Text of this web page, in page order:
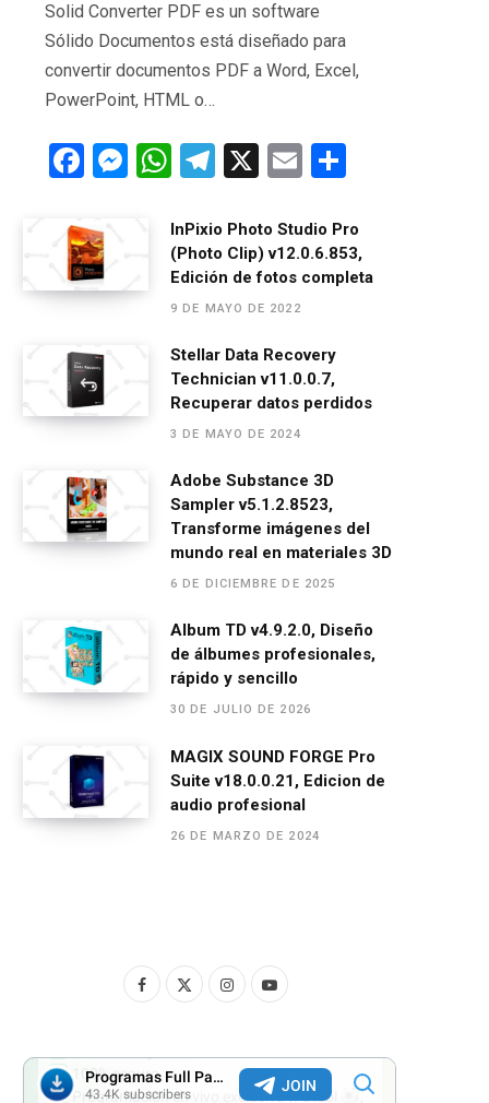
Solid Converter PDF es un software
Sólido Documentos está diseñado para
convertir documentos PDF a Word, Excel,
PowerPoint, HTML o…
F
ce
b
o
k
M
g
W
at
s
A
p
T
e
gr
a
X
E
ail m
p
InPixio Photo Studio Pro
(Photo Clip) v12.0.6.853,
Edición de fotos completa
9 DE MAYO DE 2022
Stellar Data Recovery
Technician v11.0.0.7,
Recuperar datos perdidos
3 DE MAYO DE 2024
Adobe Substance 3D
Sampler v5.1.2.8523,
Transforme imágenes del
mundo real en materiales 3D
6 DE DICIEMBRE DE 2025
Album TD v4.9.2.0, Diseño
de álbumes profesionales,
rápido y sencillo
30 DE JULIO DE 2026
MAGIX SOUND FORGE Pro
Suite v18.0.0.21, Edicion de
audio profesional
26 DE MARZO DE 2024
F
c
e
T
I
s
Y
u
T